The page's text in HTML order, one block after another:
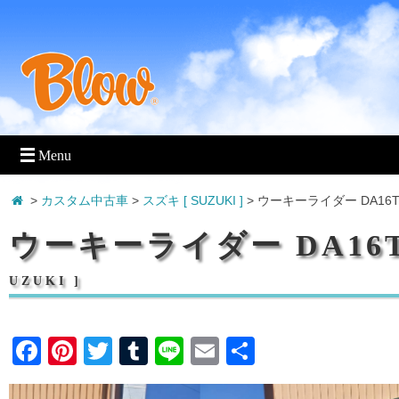
> カスタム中古車> スズキ [ SUZUKI ] > ウーキーライダー DA16T
ウーキーライダー
UZUKI ]
F
a
Pi
nt
T
wi
T
u
Li
n
E
m 有